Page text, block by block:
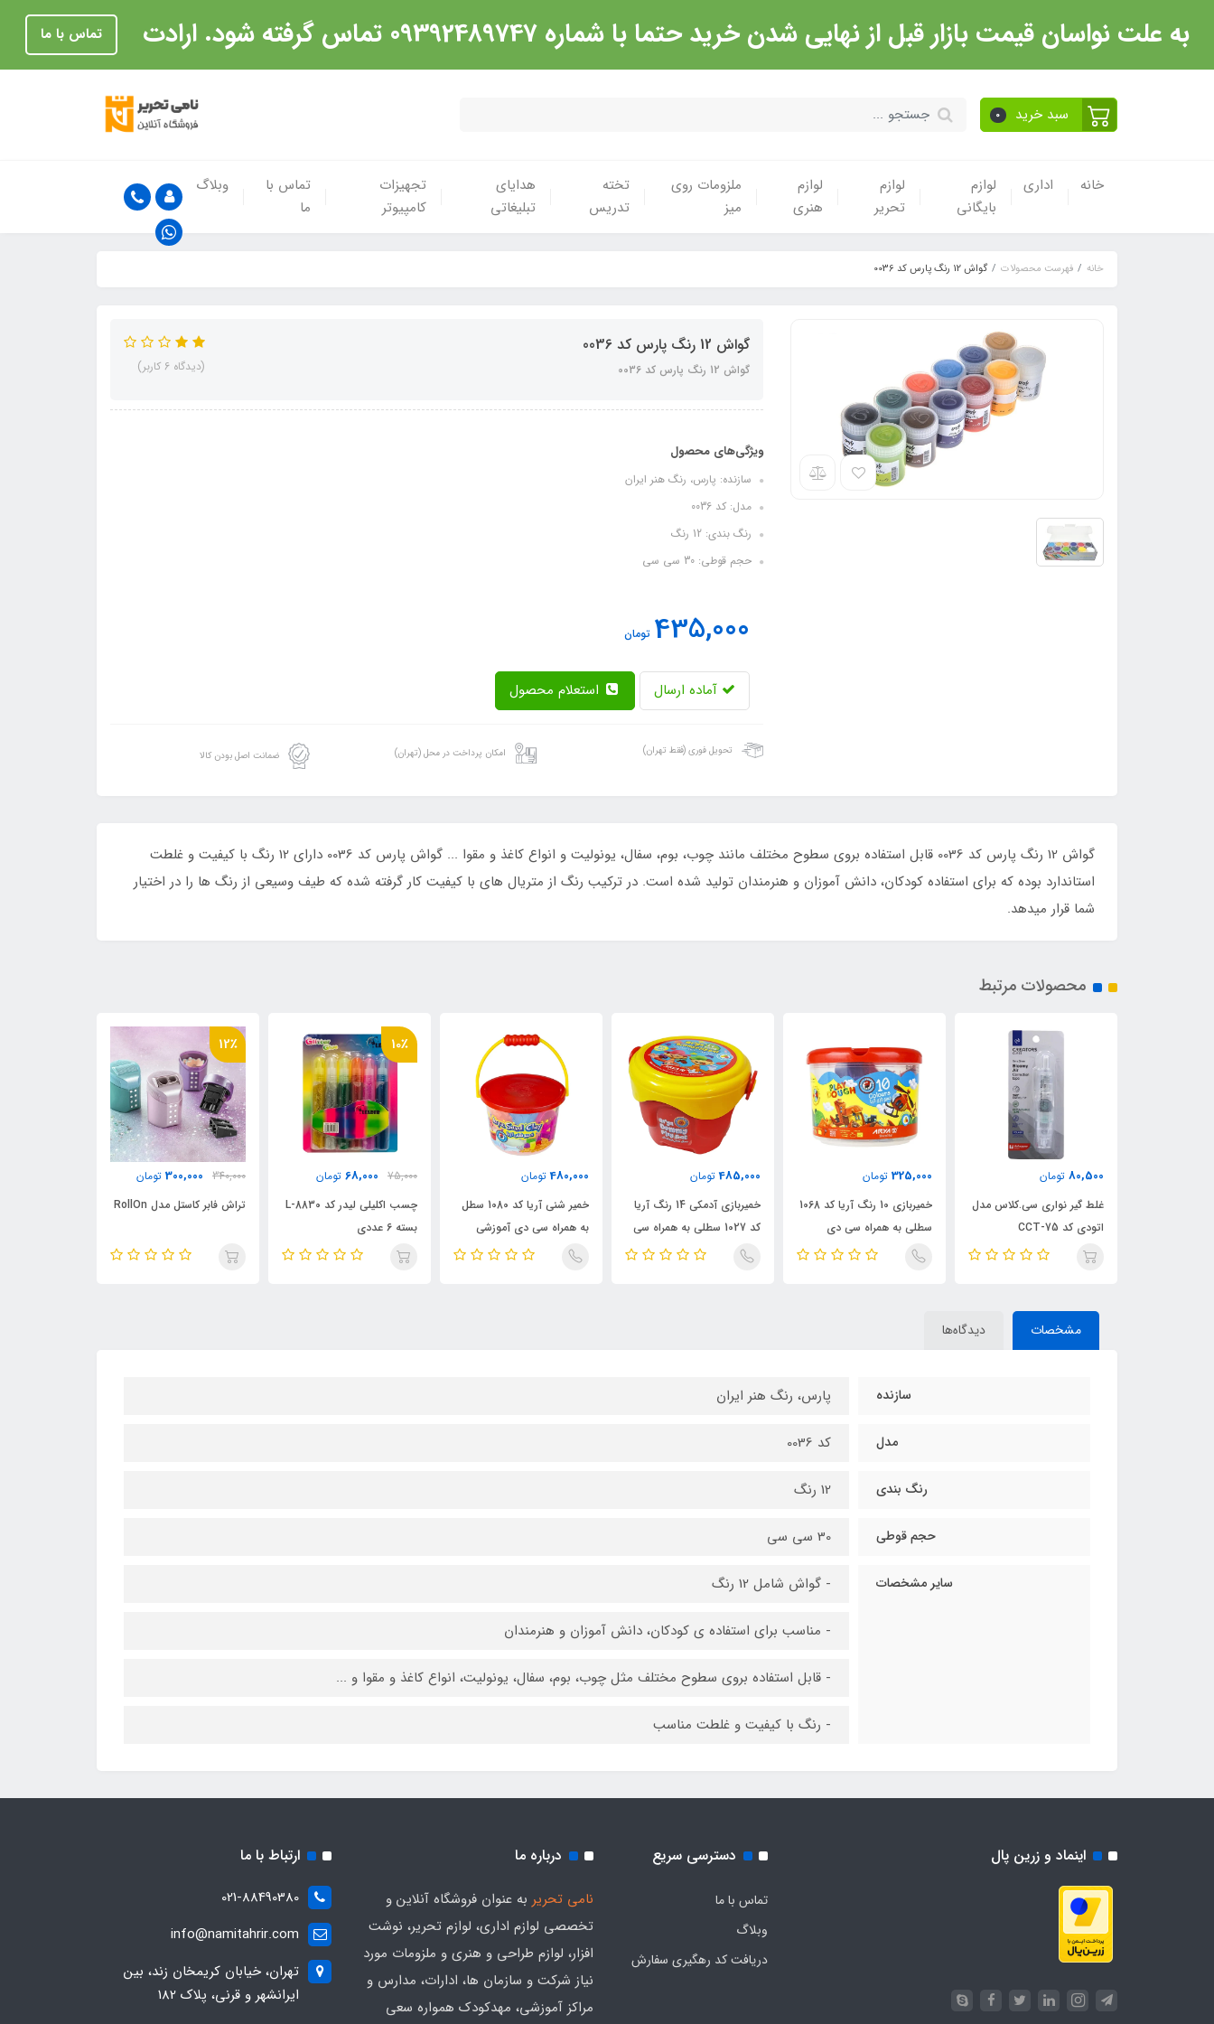
به علت نواسان قیمت بازار قبل از نهایی شدن خرید حتما با شماره 09392489747 تماس گرفته شود. ارادت تماس با ما
سبد خرید 0
خانه اداری
لوازم
بایگانی
لوازم
تحریر
لوازم
هنری
ملزومات روی
میز
تخته
تدریس
هدایای
تبلیغاتی
تجهیزات
کامپیوتر
تماس با
ما
وبلاگ
خانه فهرست محصولات گواش 12 رنگ پارس کد 0036
گواش 12 رنگ پارس کد 0036
گواش 12 رنگ پارس کد 0036 (دیدگاه 6 کاربر)
ویژگی‌های محصول
سازنده: پارس، رنگ هنر ایران
مدل: کد 0036
رنگ بندی: 12 رنگ
حجم قوطی: 30 سی سی
435,000 تومان
آماده ارسال
تحویل فوری (فقط تهران) امکان پرداخت در محل (تهران) ضمانت اصل بودن کالا
گواش 12 رنگ پارس کد 0036 قابل استفاده بروی سطوح مختلف مانند چوب، بوم، سفال، یونولیت و انواع کاغذ و مقوا ... گواش پارس کد 0036 دارای 12 رنگ با کیفیت و غلطت
استاندارد بوده که برای استفاده کودکان، دانش آموزان و هنرمندان تولید شده است. در ترکیب رنگ از متریال های با کیفیت کار گرفته شده که طیف وسیعی از رنگ ها را در اختیار
شما قرار میدهد.
محصولات مرتبط
80,500 تومان
غلط گیر نواری سی.کلاس مدل
اتودی کد CCT-75
325,000 تومان
خمیربازی 10 رنگ آریا کد 1068
سطلی به همراه سی دی
آموزشی
485,000 تومان
خمیربازی آدمکی 14 رنگ آریا
کد 1027 سطلی به همراه سی
دی آموزشی
480,000 تومان
خمیر شنی آریا کد 1080 سطل
به همراه سی دی آموزشی
10٪
75,000
68,000 تومان
چسب اکلیلی لیدر کد L-8830
بسته 6 عددی
12٪
340,000
300,000 تومان
تراش فابر کاستل مدل RollOn
مشخصات دیدگاه‌ها
سازنده پارس، رنگ هنر ایران
مدل کد 0036
رنگ بندی 12 رنگ
حجم قوطی 30 سی سی
سایر مشخصات - گواش شامل 12 رنگ
- مناسب برای استفاده ی کودکان، دانش آموزان و هنرمندان
- قابل استفاده بروی سطوح مختلف مثل چوب، بوم، سفال، یونولیت، انواع کاغذ و مقوا و ...
- رنگ با کیفیت و غلطت مناسب
اینماد و زرین پال دسترسی سریع
تماس با ما
وبلاگ
دریافت کد رهگیری سفارش
درباره ما
نامی تحریر به عنوان فروشگاه آنلاین و
تخصصی لوازم اداری، لوازم تحریر، نوشت
افزار، لوازم طراحی و هنری و ملزومات مورد
نیاز شرکت و سازمان ها، ادارات، مدارس و
مراکز آموزشی، مهدکودک همواره سعی
ارتباط با ما
021-88490380
info@namitahrir.com
تهران، خیابان کریمخان زند، بین
ایرانشهر و قرنی، پلاک 182